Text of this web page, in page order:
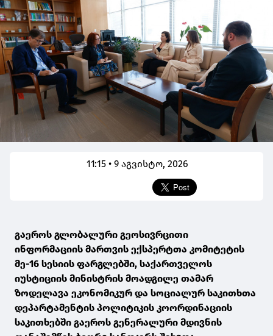
11:15 • 9 აგვისტო, 2026
გაეროს გლობალური გეოსივრცითი
ინფორმაციის მართვის ექსპერტთა კომიტეტის
მე-16 სესიის ფარგლებში, საქართველოს
იუსტიციის მინისტრის მოადგილე თამარ
ზოდელავა ეკონომიკურ და სოციალურ საკითხთა
დეპარტამენტის პოლიტიკის კოორდინაციის
საკითხებში გაეროს გენერალური მდივნის